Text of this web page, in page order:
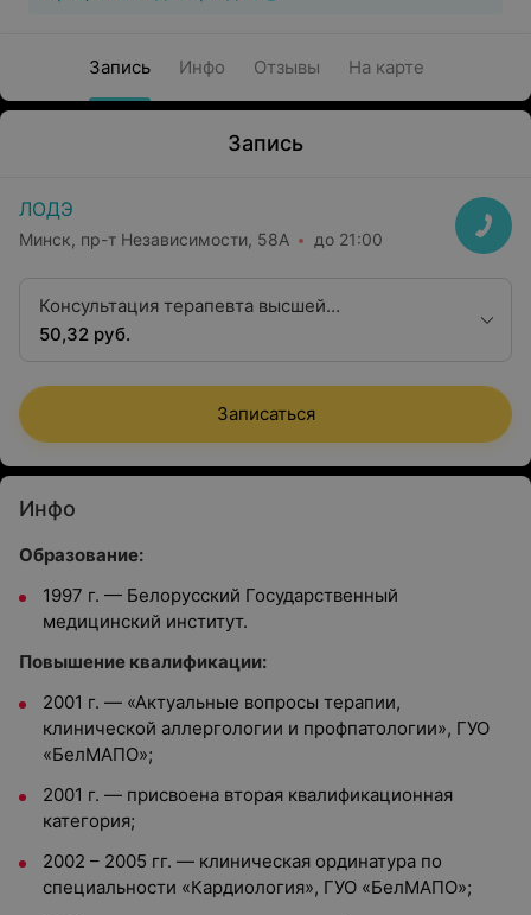
Запись Инфо Отзывы На карте
Запись
ЛОДЭ
Минск, пр-т Независимости, 58А до 21:00
Консультация терапевта высшей
квалификационной категории
50,32 руб.
Записаться
Инфо
Образование:
1997 г. — Белорусский Государственный
медицинский институт.
Повышение квалификации:
2001 г. — «Актуальные вопросы терапии,
клинической аллергологии и профпатологии», ГУО
«БелМАПО»;
2001 г. — присвоена вторая квалификационная
категория;
2002 – 2005 гг. — клиническая ординатура по
специальности «Кардиология», ГУО «БелМАПО»;